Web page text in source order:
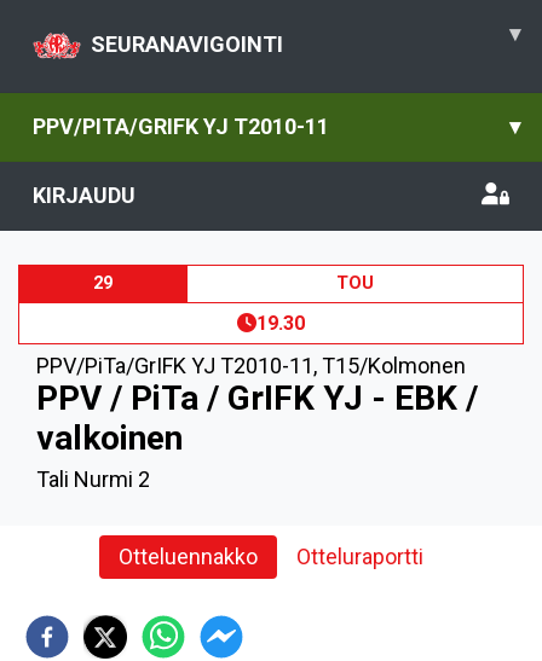
SEURANAVIGOINTI ▾
PPV/PITA/GRIFK YJ T2010-11 ▾
KIRJAUDU
29 TOU
19.30
PPV/PiTa/GrIFK YJ T2010-11,T15/Kolmonen
PPV / PiTa / GrIFK YJ - EBK /
valkoinen
Tali Nurmi 2
Otteluennakko Otteluraportti